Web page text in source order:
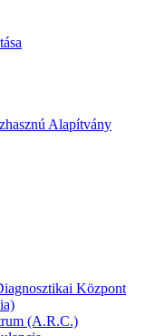
Alapítvány
Központ
(A.R.C.)